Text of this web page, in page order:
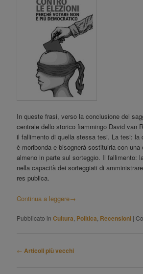
In queste frasi, verso la conclusione del
centrale dello storico fiammingo David van
il fallimento di quella stessa tesi. La tesi: la
è moribonda e bisognerà sostituirla con una
almeno in parte sul sorteggio. Il fallimento:
nella capacità dei sorteggiati di
res publica.
Continua a leggere→
Pubblicato in Cultura, Politica, Recensioni |
Navigazione
← Articoli più vecchi